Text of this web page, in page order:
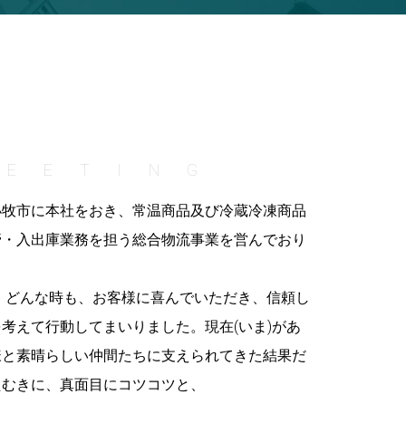
市に本社をおき、常温商品及び冷蔵冷凍商品
入出庫業務を担う総合物流事業を営んでおり
んな時も、お客様に喜んでいただき、信頼し
えて行動してまいりました。現在(いま)があ
素晴らしい仲間たちに支えられてきた結果だ
きに、真面目にコツコツと、